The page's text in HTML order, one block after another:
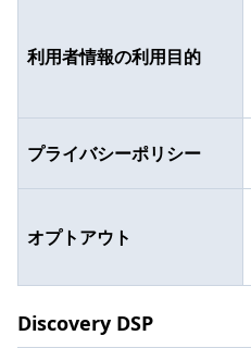
利用者情報の利用目的
プライバシーポリシー
オプトアウト
Discovery DSP